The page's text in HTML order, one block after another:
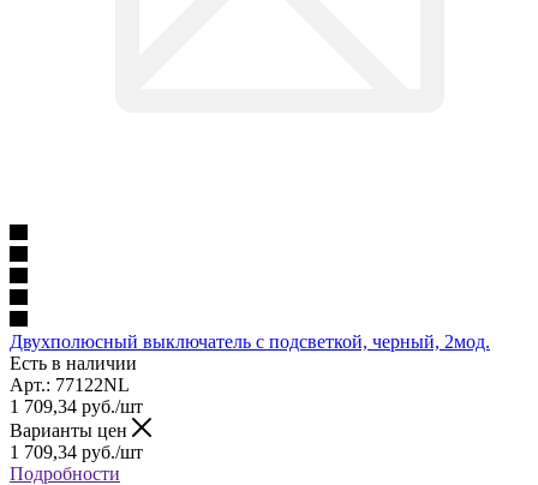
Двухполюсный выключатель с подсветкой, черный, 2мод.
Есть в наличии
Арт.: 77122NL
1 709,34 руб./шт
Варианты цен
1 709,34 руб./шт
Подробности